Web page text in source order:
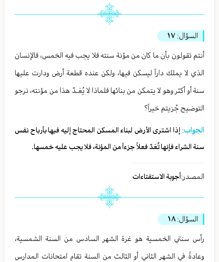
السؤال: ١٧
أنتم تقولون بأن ما كان من مؤنة سنته فلا يجب فيه الخمس، فالإنسان
الذي لا يملك داراً ليسكن فيها، ولكن عنده قطعة أرض ودارت عليها
سنة أو أكثر وهو لا يتمكن من بنائها فلماذا لا يُعَـدّ هذا من مؤنته، نرجو
التوضيح جُزيتم خيراً؟
الجواب: إذا اشترى الأرض لبناء المسكن المحتاج إليه فيها بأرباح نفس
سنة الشراء فإنها تُعَدّ فعلاً جزءاً من المؤنة، فلا يجب عليه خمسها.
المصدر:أجوبة الاستفتاءات
السؤال: ١٨
رأس سنتي الخمسية هو غرة الشهر السادس من السنة الشمسية،
وعادةً في الشهر الثاني أو الثالث من السنة تقام امتحانات المدارس